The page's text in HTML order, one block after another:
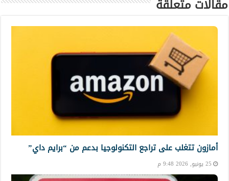
مقالات متعلقة
أمازون تتغلب على تراجع التكنولوجيا بدعم من “برايم داي”
25 يونيو, 2026 9:48 م